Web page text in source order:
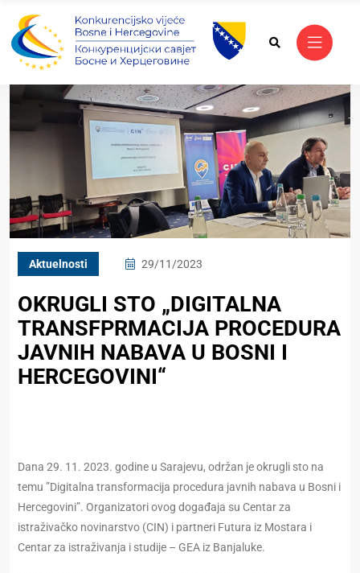
Aktuelnosti 29/11/2023
OKRUGLI STO „DIGITALNA
TRANSFPRMACIJA PROCEDURA
JAVNIH NABAVA U BOSNI I
HERCEGOVINI“
Dana 29. 11. 2023. godine u Sarajevu, održan je okrugli sto na
temu ”Digitalna transformacija procedura javnih nabava u Bosni i
Hercegovini”. Organizatori ovog događaja su Centar za
istraživačko novinarstvo (CIN) i partneri Futura iz Mostara i
Centar za istraživanja i studije – GEA iz Banjaluke.